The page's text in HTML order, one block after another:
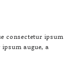
consectetur ipsum
augue, a